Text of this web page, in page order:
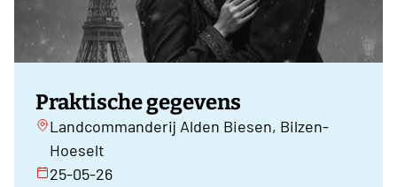
Praktische gegevens
Landcommanderij Alden Biesen, Bilzen-
Hoeselt
25-05-26